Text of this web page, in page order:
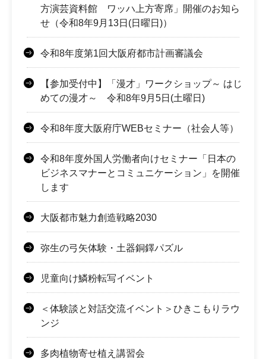
方演芸資料館 ワッハ上方寄席」開催のお知ら
せ（令和8年9月13日(日曜日)）
令和8年度第1回大阪府都市計画審議会
【参加受付中】「漫才」ワークショップ～ はじ
めての漫才～ 令和8年9月5日(土曜日)
令和8年度大阪府庁WEBセミナー（社会人等）
令和8年度外国人労働者向けセミナー「日本の
ビジネスマナーとコミュニケーション」を開催
します
大阪都市魅力創造戦略2030
弥生の弓矢体験・土器銅鐸パズル
児童向け鱗粉転写イベント
＜体験談と対話交流イベント＞ひきこもりラウ
ンジ
多肉植物寄せ植え講習会